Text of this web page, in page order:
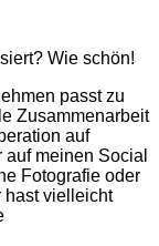
Wie schön!
passt zu
Zusammenarbeit
auf
meinen Social
Fotografie oder
hast vielleicht